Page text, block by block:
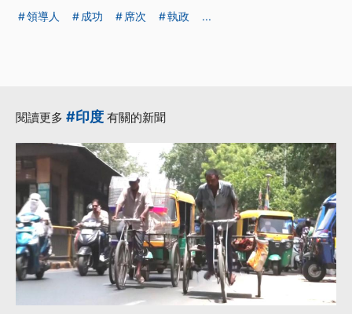
領導人
成功 席次 執政 ...
閱讀更多 #印度 有關的新聞